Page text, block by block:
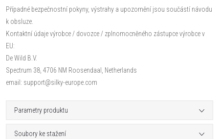
Případné bezpečnostní pokyny, výstrahy a upozornění jsou součástí návodu
k obsluze.
Kontaktní údaje výrobce / dovozce / zplnomocněného zástupce výrobce v
EU:
De Wild B.V.
Spectrum 38, 4706 NM Roosendaal, Netherlands
email: support@silky-europe.com
Parametry produktu
Soubory ke stažení